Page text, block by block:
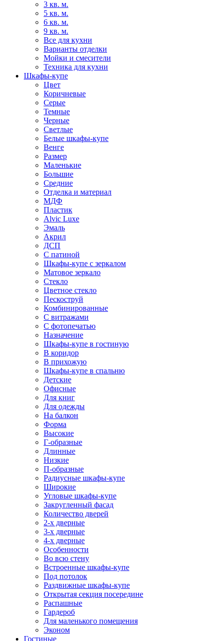
3 кв. м.
5 кв. м.
6 кв. м.
9 кв. м.
Все для кухни
Варианты отделки
Мойки и смесители
Техника для кухни
Шкафы-купе
Цвет
Коричневые
Серые
Темные
Черные
Светлые
Белые шкафы-купе
Венге
Размер
Маленькие
Большие
Средние
Отделка и материал
МДФ
Пластик
Alvic Luxe
Эмаль
Акрил
ДСП
С патиной
Шкафы-купе с зеркалом
Матовое зеркало
Стекло
Цветное стекло
Пескоструй
Комбинированные
С витражами
С фотопечатью
Назначение
Шкафы-купе в гостиную
В коридор
В прихожую
Шкафы-купе в спальню
Детские
Офисные
Для книг
Для одежды
На балкон
Форма
Высокие
Г-образные
Длинные
Низкие
П-образные
Радиусные шкафы-купе
Широкие
Угловые шкафы-купе
Закругленный фасад
Количество дверей
2-х дверные
3-х дверные
4-х дверные
Особенности
Во всю стену
Встроенные шкафы-купе
Под потолок
Раздвижные шкафы-купе
Открытая секция посередине
Распашные
Гардероб
Для маленького помещения
Эконом
Гостиные